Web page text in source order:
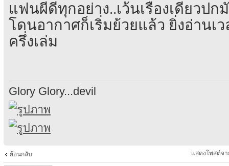
แฟนผีดีทุกอย่าง..เว้นเรื่องเดียวป
โดนอากาศก็เริ่มย้วยแล้ว ยิ่งอ่าน
ครึ่งเล่ม
Glory Glory...devil
ย้อนกลับ แสดงโพสต์จ